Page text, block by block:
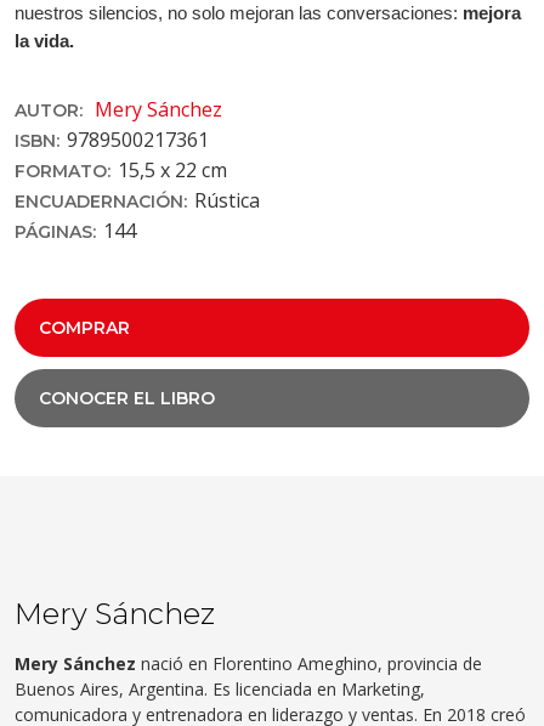
nuestros silencios, no solo mejoran las conversaciones: mejora
la vida.
AUTOR: Mery Sánchez
ISBN: 9789500217361
FORMATO: 15,5 x 22 cm
ENCUADERNACIÓN: Rústica
PÁGINAS: 144
COMPRAR
CONOCER EL LIBRO
Mery Sánchez
Mery Sánchez nació en Florentino Ameghino, provincia de
Buenos Aires, Argentina. Es licenciada en Marketing,
comunicadora y entrenadora en liderazgo y ventas. En 2018 creó